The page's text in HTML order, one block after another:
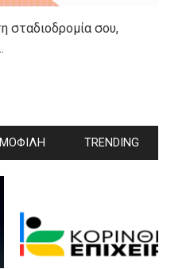
σταδιοδρομία σου,
TRENDING